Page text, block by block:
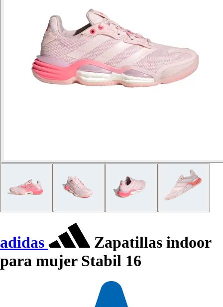
adidas
Zapatillas indoor
para mujer Stabil 16